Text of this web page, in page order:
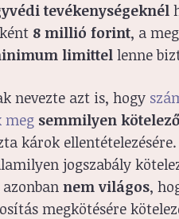
tevékenységeknél
8 millió forint, a
limittel lenne
nevezte azt is, hogy
meg semmilyen
károk ellentételezésére.
jogszabály
nem világos,
megkötésére